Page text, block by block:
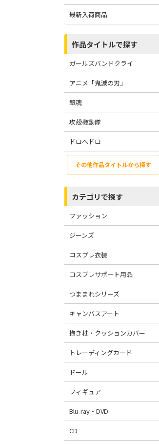
最新入荷商品
作品タイトルで探す
ガールズバンドクライ
アニメ「鬼滅の刃」
銀魂
攻殻機動隊
ドロヘドロ
その他作品タイトルから探す
カテゴリで探す
ファッション
ジーンズ
コスプレ衣装
コスプレサポート用品
つままれシリーズ
キャンバスアート
抱き枕・クッションカバー
トレーディングカード
ドール
フィギュア
Blu-ray・DVD
CD